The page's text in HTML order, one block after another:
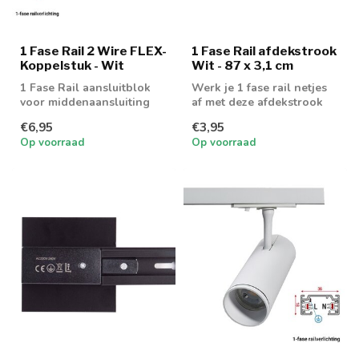
1 Fase Rail 2 Wire FLEX-
Koppelstuk - Wit
1 Fase Rail aansluitblok
voor middenaansluiting
€6,95
Op voorraad
1 Fase Rail afdekstrook
Wit - 87 x 3,1 cm
Werk je 1 fase rail netjes
af met deze afdekstrook
€3,95
Op voorraad